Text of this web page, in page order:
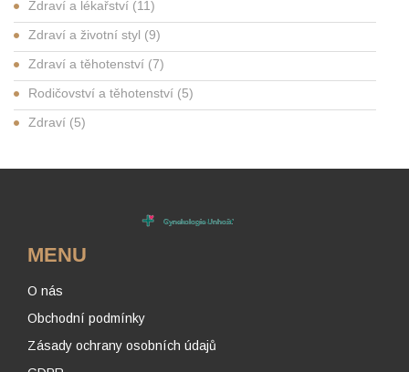
Zdraví a lékařství (11)
Zdraví a životní styl (9)
Zdraví a těhotenství (7)
Rodičovství a těhotenství (5)
Zdraví (5)
MENU
O nás
Obchodní podmínky
Zásady ochrany osobních údajů